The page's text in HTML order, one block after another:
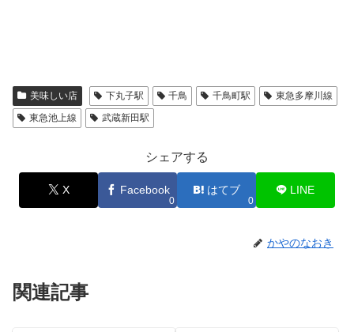
美味しい店 下丸子駅 千鳥 千鳥町駅
東急多摩川線
東急池上線
武蔵新田駅
シェアする
X Facebook
0
はてブ
0
LINE
かやのなおき
関連記事